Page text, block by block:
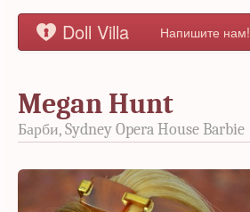
Doll Villa Напишите нам!
Megan Hunt
Барби, Sydney Opera House Barbie